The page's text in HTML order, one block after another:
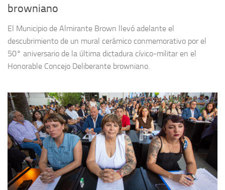
browniano
El Municipio de Almirante Brown llevó adelante el
descubrimiento de un mural cerámico conmemorativo por el
50° aniversario de la última dictadura cívico-militar en el
Honorable Concejo Deliberante browniano.